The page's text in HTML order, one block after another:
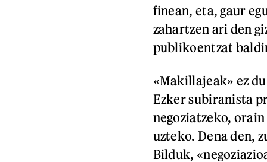
finean, eta, gaur
zahartzen ari den
publikoentzat
«Makillajeak» ez
Ezker subiranista
negoziatzeko,
uzteko. Dena den,
Bilduk,